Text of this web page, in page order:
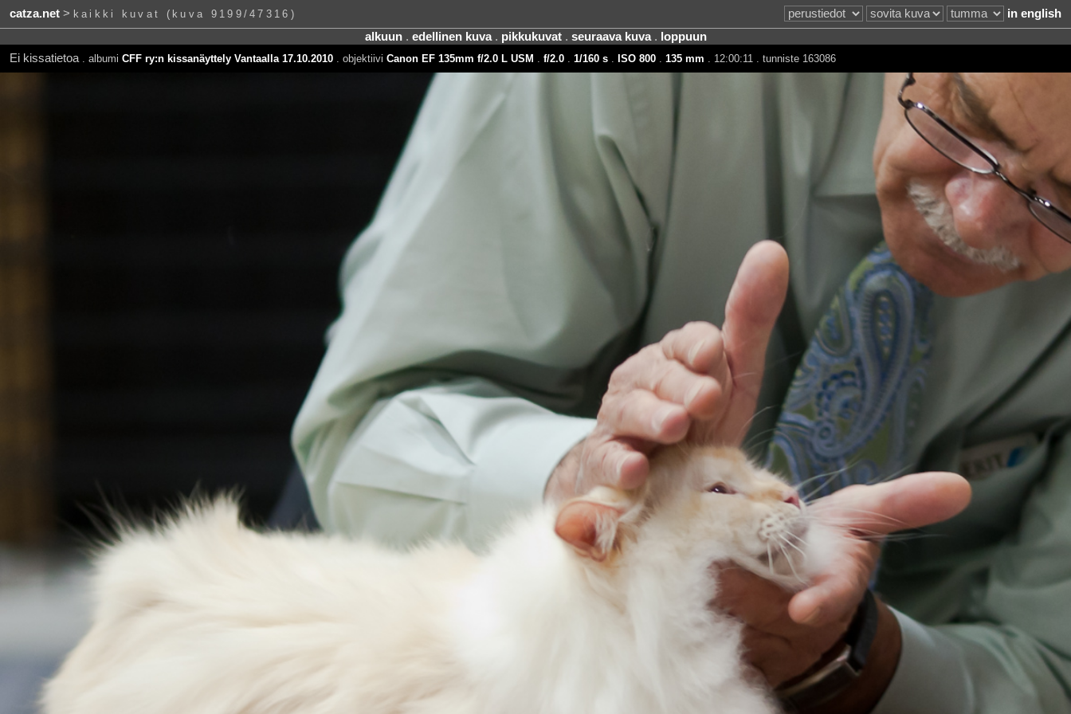
catza.net> kaikki kuvat (kuva 9199/47316)
in english
alkuun. edellinen kuva. pikkukuvat. seuraava kuva. loppuun
Ei kissatietoa
. albumi CFF ry:n kissanäyttely Vantaalla 17.10.2010. objektiivi Canon EF 135mm f/2.0 L USM f/2.0. 1/160 s. ISO 800. 135 mm . 12:00:11 . tunniste 163086